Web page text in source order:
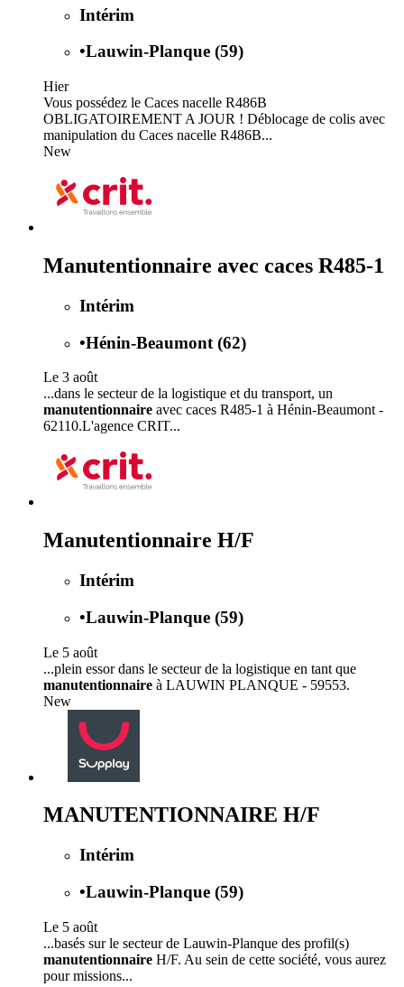
Intérim
•Lauwin-Planque (59)
Hier
Vous possédez le Caces nacelle R486B
OBLIGATOIREMENT A JOUR ! Déblocage de colis avec
manipulation du Caces nacelle R486B...
New
Manutentionnaire avec caces R485-1
Intérim
•Hénin-Beaumont (62)
Le 3 août
...dans le secteur de la logistique et du transport, un
manutentionnaire avec caces R485-1 à Hénin-Beaumont -
62110.L'agence CRIT...
Manutentionnaire H/F
Intérim
•Lauwin-Planque (59)
Le 5 août
...plein essor dans le secteur de la logistique en tant que
manutentionnaire à LAUWIN PLANQUE - 59553.
New
MANUTENTIONNAIRE H/F
Intérim
•Lauwin-Planque (59)
Le 5 août
...basés sur le secteur de Lauwin-Planque des profil(s)
manutentionnaire H/F. Au sein de cette société, vous aurez
pour missions...